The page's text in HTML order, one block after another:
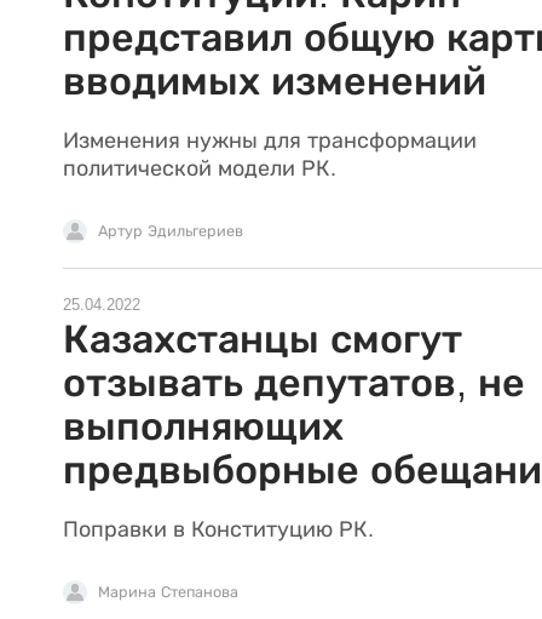
представил общую
вводимых изменений
Изменения нужны для трансформации
политической модели РК.
Артур Эдильгериев
25.04.2022
Казахстанцы смогут
отзывать депутатов, не
выполняющих
предвыборные
Поправки в Конституцию РК.
Марина Степанова